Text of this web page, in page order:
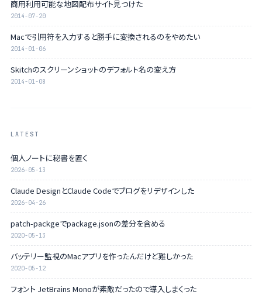
商用利用可能な地図配布サイト見つけた
2014-07-20
Macで引用符を入力すると勝手に変換されるのをやめたい
2014-01-06
Skitchのスクリーンショットのデフォルト名の変え方
2014-01-08
LATEST
個人ノートに秘書を置く
2026-05-13
Claude DesignとClaude Codeでブログをリデザインした
2026-04-26
patch-packgeでpackage.jsonの差分を含める
2020-05-13
バッテリー監視のMacアプリを作ったんだけど難しかった
2020-05-12
フォント JetBrains Monoが素敵だったので導入しまくった